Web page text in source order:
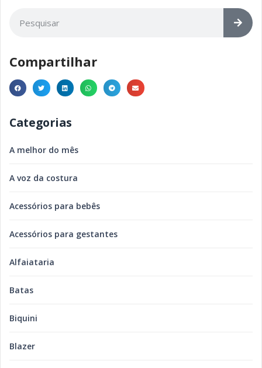
Compartilhar
Categorias
A melhor do mês
A voz da costura
Acessórios para bebês
Acessórios para gestantes
Alfaiataria
Batas
Biquini
Blazer